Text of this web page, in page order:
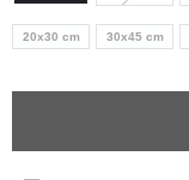
20x30 cm 30x45 cm